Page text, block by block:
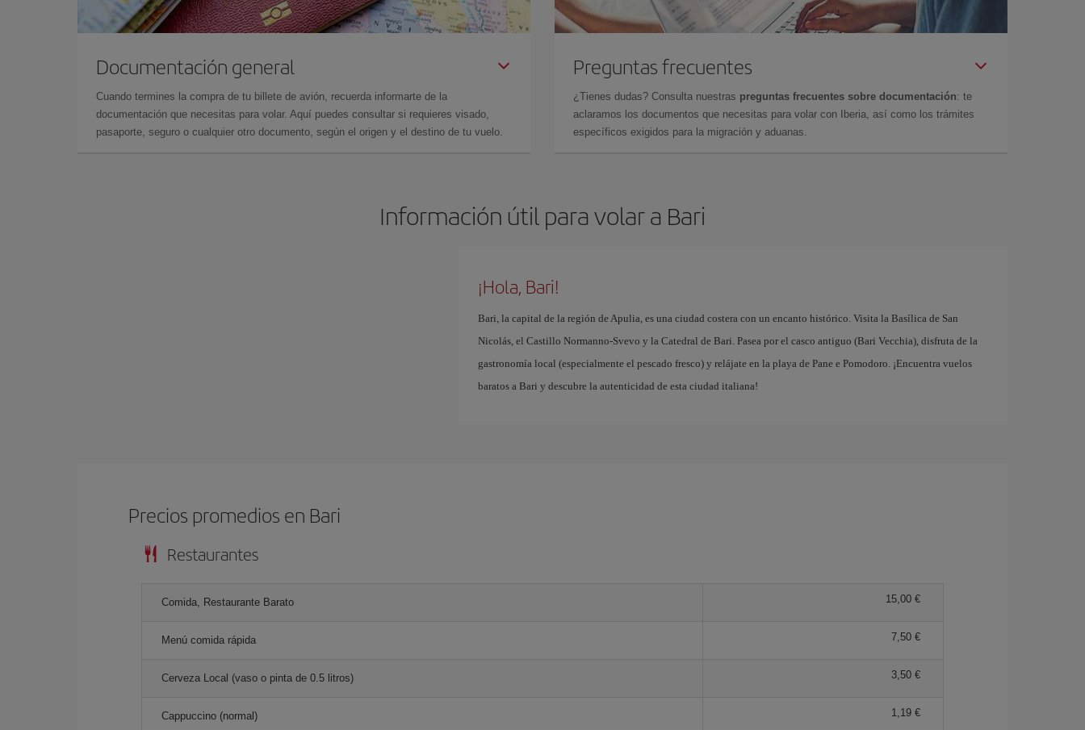
Documentación general
Cuando termines la compra de tu billete de avión, recuerda informarte de la
documentación que necesitas para volar. Aquí puedes consultar si requieres visado,
pasaporte, seguro o cualquier otro documento, según el origen y el destino de tu vuelo.
Preguntas frecuentes
¿Tienes dudas? Consulta nuestras preguntas frecuentes sobre documentación: te
aclaramos los documentos que necesitas para volar con Iberia, así como los trámites
específicos exigidos para la migración y aduanas.
Información útil para volar a Bari
¡Hola, Bari!
Bari, la capital de la región de Apulia, es una ciudad costera con un encanto histórico. Visita la Basílica de San
Nicolás, el Castillo Normanno-Svevo y la Catedral de Bari. Pasea por el casco antiguo (Bari Vecchia), disfruta de la
gastronomía local (especialmente el pescado fresco) y relájate en la playa de Pane e Pomodoro. ¡Encuentra vuelos
baratos a Bari y descubre la autenticidad de esta ciudad italiana!
Precios promedios en Bari
Restaurantes
Comida, Restaurante Barato 15,00 €
Menú comida rápida 7,50 €
Cerveza Local (vaso o pinta de 0.5 litros) 3,50 €
Cappuccino (normal) 1,19 €